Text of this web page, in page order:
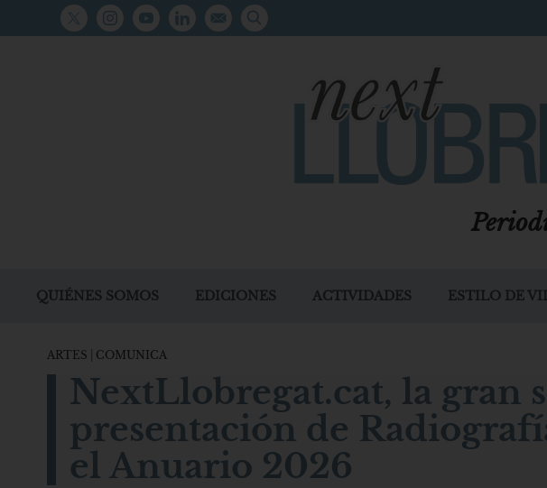
QUIÉNES SOMOS EDICIONES ACTIVIDADES ESTILO DE
ARTES COMUNICA
NextLlobregat.cat, la gran
presentación de
el Anuario 2026